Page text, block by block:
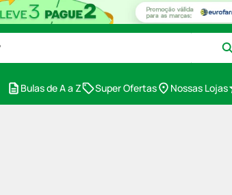
Bulas de A a Z Super Ofertas Nossas Lojas